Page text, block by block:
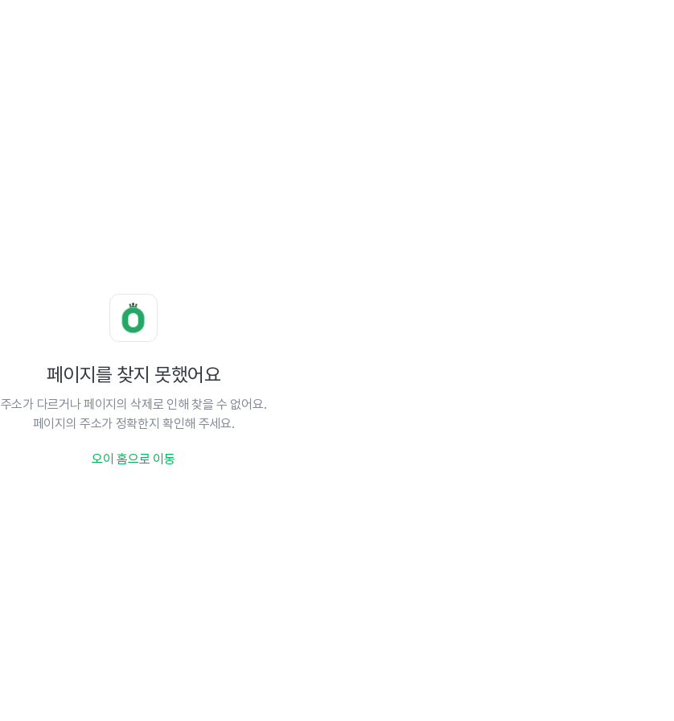
페이지를 찾지 못했어요
주소가 다르거나 페이지의 삭제로 인해 찾을 수 없어요.
페이지의 주소가 정확한지 확인해 주세요.
오이 홈으로 이동